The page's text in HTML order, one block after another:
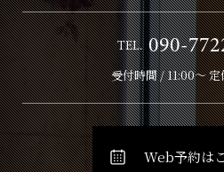
TEL. 090-
受付時間 / 11:00～
Web予約は